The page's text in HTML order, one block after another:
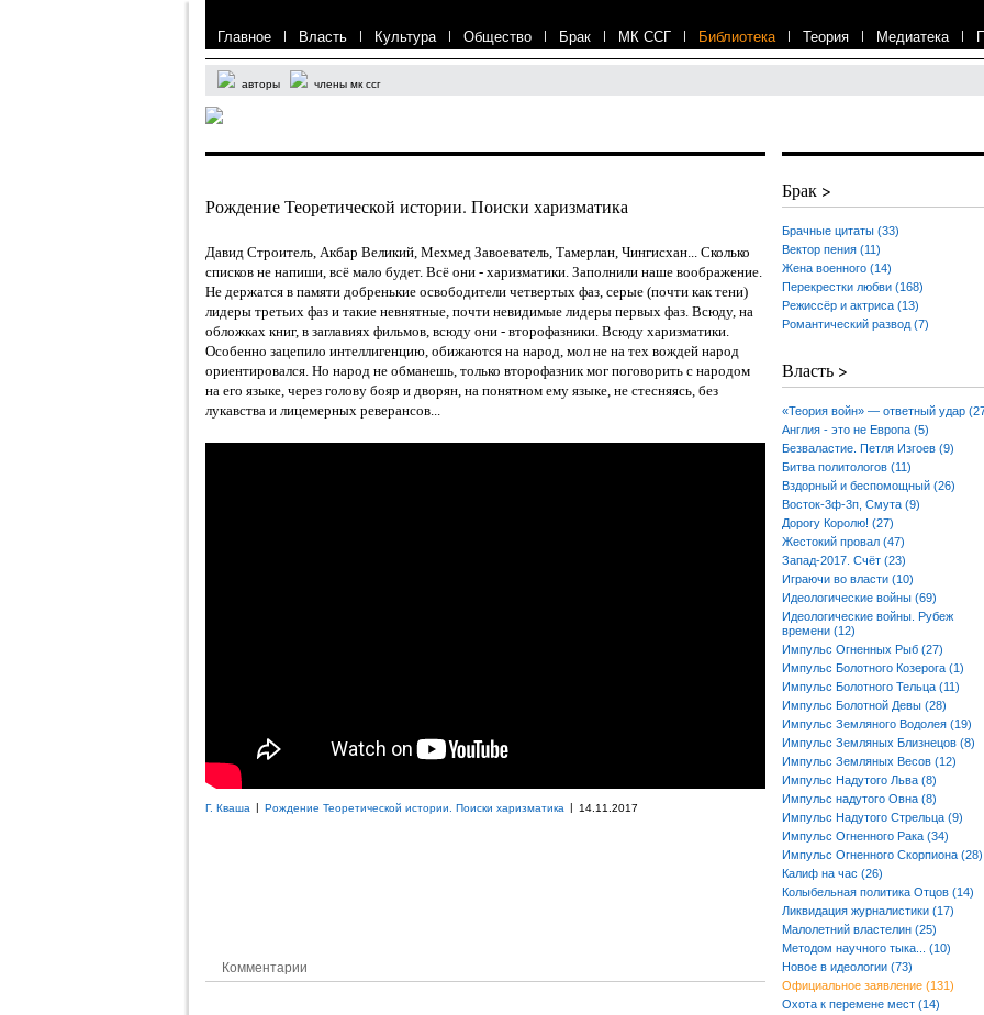
Главное | Власть | Культура | Общество | Брак | МК ССГ | Библиотека | Теория | Медиатека |
авторы члены мк ссг
Рождение Теоретической истории. Поиски харизматика
Давид Строитель, Акбар Великий, Мехмед Завоеватель, Тамерлан, Чингисхан... Сколько
списков не напиши, всё мало будет. Всё они - харизматики. Заполнили наше воображение.
Не держатся в памяти добренькие освободители четвертых фаз, серые (почти как тени)
лидеры третьих фаз и такие невнятные, почти невидимые лидеры первых фаз. Всюду, на
обложках книг, в заглавиях фильмов, всюду они - второфазники. Всюду харизматики.
Особенно зацепило интеллигенцию, обижаются на народ, мол не на тех вождей народ
ориентировался. Но народ не обманешь, только второфазник мог поговорить с народом
на его языке, через голову бояр и дворян, на понятном ему языке, не стесняясь, без
лукавства и лицемерных реверансов...
Г. Кваша | Рождение Теоретической истории. Поиски харизматика | 14.11.2017
Комментарии
Брак >
Брачные цитаты (33)
Вектор пения (11)
Жена военного (14)
Перекрестки любви (168)
Режиссёр и актриса (13)
Романтический развод (7)
Власть >
«Теория войн» — ответный удар
Англия - это не Европа (5)
Безваластие. Петля Изгоев (9)
Битва политологов (11)
Вздорный и беспомощный (26)
Восток-3ф-3п, Смута (9)
Дорогу Королю! (27)
Жестокий провал (47)
Запад-2017. Счёт (23)
Играючи во власти (10)
Идеологические войны (69)
Идеологические войны. Рубеж
времени (12)
Импульс Огненных Рыб (27)
Импульс Болотного Козерога (1)
Импульс Болотного Тельца (11)
Импульс Болотной Девы (28)
Импульс Земляного Водолея (19)
Импульс Земляных Близнецов (8)
Импульс Земляных Весов (12)
Импульс Надутого Льва (8)
Импульс надутого Овна (8)
Импульс Надутого Стрельца (9)
Импульс Огненного Рака (34)
Импульс Огненного Скорпиона (28)
Калиф на час (26)
Колыбельная политика Отцов (14)
Ликвидация журналистики (17)
Малолетний властелин (25)
Методом научного тыка... (10)
Новое в идеологии (73)
Официальное заявление (131)
Охота к перемене мест (14)